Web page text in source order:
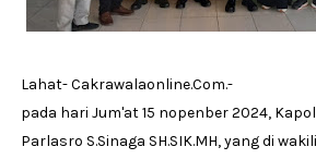
Lahat- Cakrawalaonline.Com.-
pada hari Jum'at 15 nopenber 2024,
Parlasro S.Sinaga SH.SIK.MH, yang di